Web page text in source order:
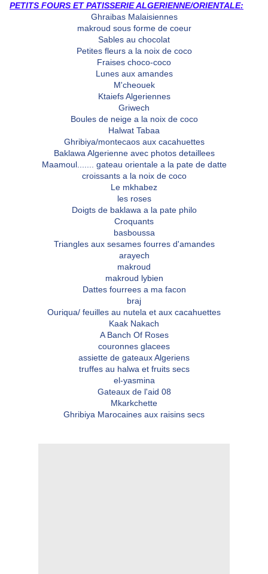
PETITS FOURS ET PATISSERIE ALGERIENNE/ORIENTALE:
Ghraibas Malaisiennes
makroud sous forme de coeur
Sables au chocolat
Petites fleurs a la noix de coco
Fraises choco-coco
Lunes aux amandes
M'cheouek
Ktaiefs Algeriennes
Griwech
Boules de neige a la noix de coco
Halwat Tabaa
Ghribiya/montecaos aux cacahuettes
Baklawa Algerienne avec photos detaillees
Maamoul....... gateau orientale a la pate de datte
croissants a la noix de coco
Le mkhabez
les roses
Doigts de baklawa a la pate philo
Croquants
basboussa
Triangles aux sesames fourres d'amandes
arayech
makroud
makroud lybien
Dattes fourrees a ma facon
braj
Ouriqua/ feuilles au nutela et aux cacahuettes
Kaak Nakach
A Banch Of Roses
couronnes glacees
assiette de gateaux Algeriens
truffes au halwa et fruits secs
el-yasmina
Gateaux de l'aid 08
Mkarkchette
Ghribiya Marocaines aux raisins secs